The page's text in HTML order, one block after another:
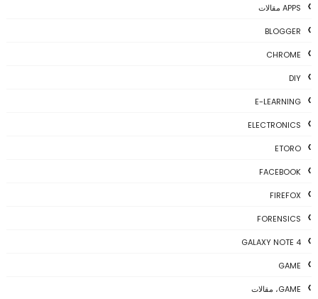
APPS مقالات
BLOGGER
CHROME
DIY
E-LEARNING
ELECTRONICS
ETORO
FACEBOOK
FIREFOX
FORENSICS
GALAXY NOTE 4
GAME
GAME، مقالات